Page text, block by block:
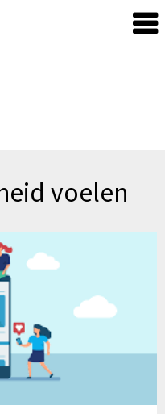
voelen